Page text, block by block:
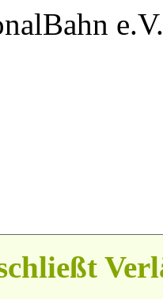
e.V.